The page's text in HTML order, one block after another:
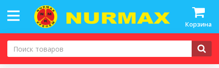
Корзина